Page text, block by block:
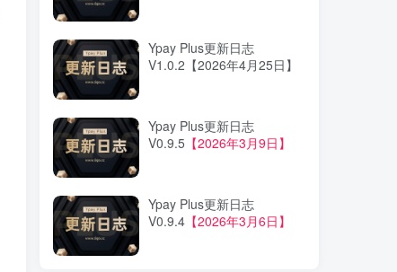
Ypay Plus更新日志
V1.0.2【2026年4月25日】
Ypay Plus更新日志
V0.9.5 【2026年3月9日】
Ypay Plus更新日志
V0.9.4 【2026年3月6日】